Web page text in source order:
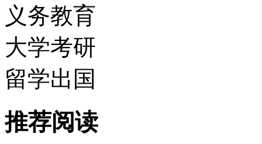
义务教育
大学考研
留学出国
推荐阅读